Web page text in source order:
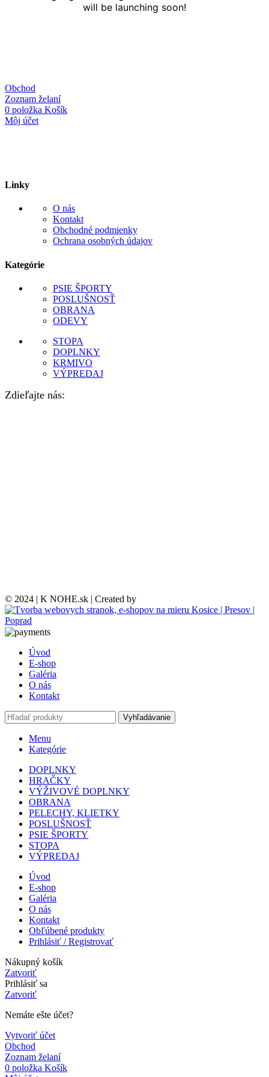
will be launching soon!
Obchod
Zoznam želaní
0 položka Košík
Môj účet
Linky
O nás
Kontakt
Obchodné podmienky
Ochrana osobných údajov
Kategórie
PSIE ŠPORTY
POSLUŠNOSŤ
OBRANA
ODEVY
STOPA
DOPLNKY
KRMIVO
VÝPREDAJ
Zdieľajte nás:
© 2024 | K NOHE.sk | Created by
Úvod
E-shop
Galéria
O nás
Kontakt
Vyhľadávanie
Menu
Kategórie
DOPLNKY
HRAČKY
VÝŽIVOVÉ DOPLNKY
OBRANA
PELECHY, KLIETKY
POSLUŠNOSŤ
PSIE ŠPORTY
STOPA
VÝPREDAJ
Úvod
E-shop
Galéria
O nás
Kontakt
Obľúbené produkty
Prihlásiť / Registrovať
Nákupný košík
Zatvoriť
Prihlásiť sa
Zatvoriť
Nemáte ešte účet?
Vytvoriť účet
Obchod
Zoznam želaní
0 položka Košík